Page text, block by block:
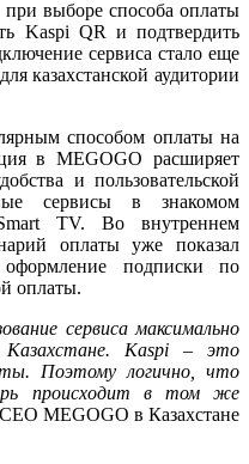
выборе способа оплаты
Kaspi QR и подтвердить
сервиса стало еще
казахстанской аудитории
способом оплаты на
в MEGOGO расширяет
и пользовательской
сервисы в знакомом
TV. Во внутреннем
оплаты уже показал
подписки по
оплаты.
сервиса максимально
Казахстане. Kaspi – это
Поэтому логично, что
происходит в том же
MEGOGO в Казахстане